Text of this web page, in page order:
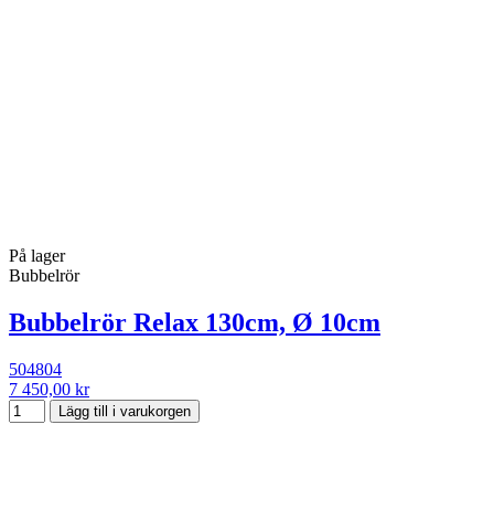
På lager
Bubbelrör
Bubbelrör Relax 130cm, Ø 10cm
504804
7 450,00 kr
Lägg till i varukorgen